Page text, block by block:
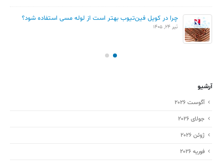
چرا در کویل فین‌تیوب بهتر است از لوله مسی استفاده شود؟
تیر 24, 1405
آرشیو
آگوست 2026
جولای 2026
ژوئن 2026
فوریه 2026